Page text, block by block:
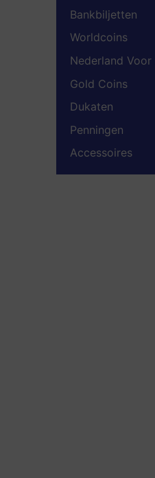
Bankbiljetten
Worldcoins
Nederland Voor
Gold Coins
Dukaten
Penningen
Accessoires